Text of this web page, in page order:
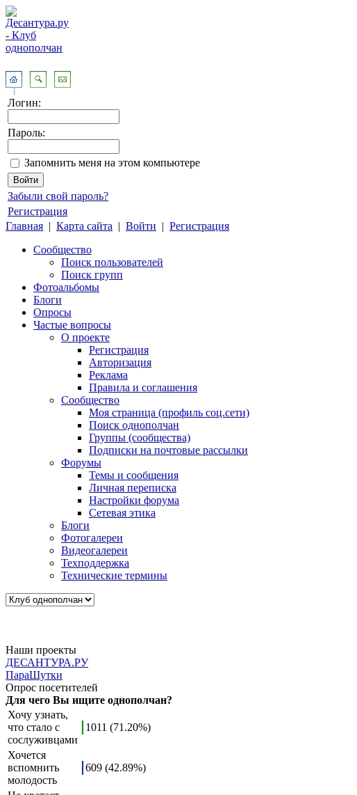
Логин:
Пароль:
Запомнить меня на этом компьютере
Забыли свой пароль?
Регистрация
Главная | Карта сайта | Войти | Регистрация
Сообщество
Поиск пользователей
Поиск групп
Фотоальбомы
Блоги
Опросы
Частые вопросы
О проекте
Регистрация
Авторизация
Реклама
Правила и соглашения
Сообщество
Моя страница (профиль соц.сети)
Поиск однополчан
Группы (сообщества)
Подписки на почтовые рассылки
Форумы
Темы и сообщения
Личная переписка
Настройки форума
Сетевая этика
Блоги
Фотогалереи
Видеогалереи
Техподдержка
Технические термины
Наши проекты
ДЕСАНТУРА.РУ
ПараШутки
Опрос посетителей
Для чего Вы ищите однополчан?
Хочу узнать,
что стало с
сослуживцами
1011 (71.20%)
Хочется
вспомнить
молодость
609 (42.89%)